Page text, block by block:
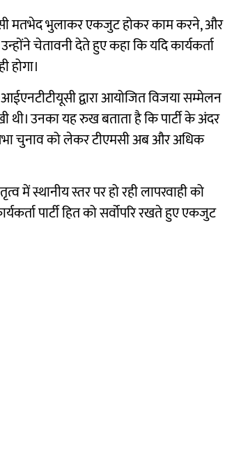
मतभेद भुलाकर एकजुट होकर काम करने, और
चेतावनी देते हुए कहा कि यदि कार्यकर्ता
होगा।
द्वारा आयोजित विजया सम्मेलन
थी। उनका यह रुख बताता है कि पार्टी के अंदर
चुनाव को लेकर टीएमसी अब और अधिक
में स्थानीय स्तर पर हो रही लापरवाही को
पार्टी हित को सर्वोपरि रखते हुए एकजुट